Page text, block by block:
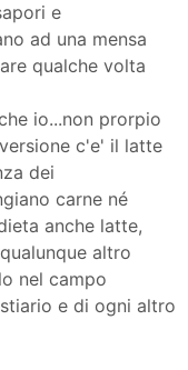
e
ad una mensa
qualche volta
io...non prorpio
c'e' il latte
dei
carne né
anche latte,
altro
nel campo
e di ogni altro